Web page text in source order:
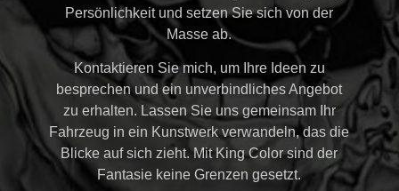
Persönlichkeit und setzen Sie sich von der
Masse ab.
Kontaktieren Sie mich, um Ihre Ideen zu
besprechen und ein unverbindliches Angebot
zu erhalten. Lassen Sie uns gemeinsam Ihr
Fahrzeug in ein Kunstwerk verwandeln, das die
Blicke auf sich zieht. Mit King Color sind der
Fantasie keine Grenzen gesetzt.